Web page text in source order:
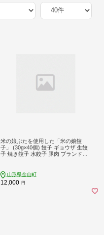
米の娘ぶたを使用した「米の娘餃
子」 (30g×40個) 餃子 ギョウザ 生餃
子 焼き餃子 水餃子 豚肉 ブランド豚
山形県金山町
12,000 円